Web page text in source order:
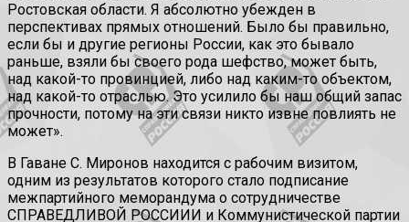
Ростовская области. Я абсолютно убежден в
перспективах прямых отношений. Было бы правильно,
если бы и другие регионы России, как это бывало
раньше, взяли бы своего рода шефство, может быть,
над какой-то провинцией, либо над каким-то объектом,
над какой-то отраслью. Это усилило бы наш общий запас
прочности, потому на эти связи никто извне повлиять не
может».
В Гаване С. Миронов находится с рабочим визитом,
одним из результатов которого стало подписание
межпартийного меморандума о сотрудничестве
СПРАВЕДЛИВОЙ РОССИИИ и Коммунистической партии